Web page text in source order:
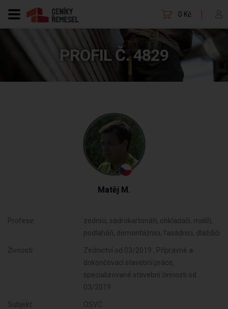
0 Kč
PROFIL Č. 4829
Matěj M.
Profese:
zedníci, sádrokartonáři, obkladači, malíři,
podlaháři, demontážníci, fasádníci, dlaždiči
Živnosti:
Zednictví od 03/2019 , Přípravné a
dokončovací stavební práce,
specializované stavební činnosti od
03/2019
Subjekt: OSVČ